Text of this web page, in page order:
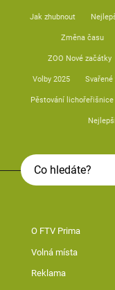
Jak zhubnout
Změna času
ZOO Nové začátky
Volby 2025 Svařené
Pěstování lichořeřišnice
O FTV Prima
Volná místa
Reklama